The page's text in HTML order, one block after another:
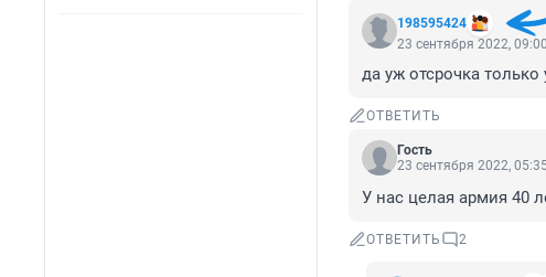
198595424
23 сентября 2022, 09:00
да уж отсрочка только
ОТВЕТИТЬ
Гость
23 сентября 2022,
У нас целая армия 40
ОТВЕТИТЬ 2